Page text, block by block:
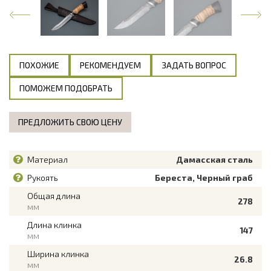
ПОХОЖИЕ РЕКОМЕНДУЕМ ЗАДАТЬ ВОПРОС
ПОМОЖЕМ ПОДОБРАТЬ
ПРЕДЛОЖИТЬ СВОЮ ЦЕНУ
Материал
Дамасская сталь
Рукоять
Береста, Черный граб
Общая длина
мм
278
Длина клинка
мм
147
Ширина клинка
мм
26.8